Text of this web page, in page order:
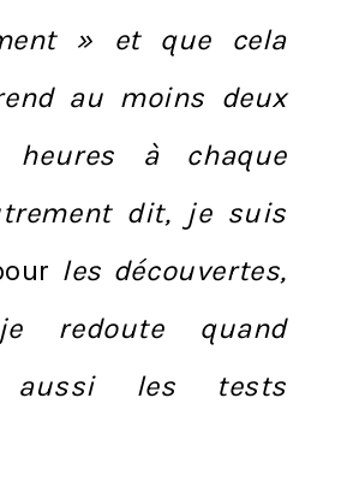
» et que cela
au moins deux
heures à chaque
dit, je suis
les découvertes,
redoute quand
aussi les tests